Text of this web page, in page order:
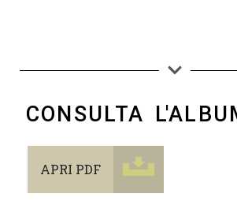
CONSULTA
APRI PDF